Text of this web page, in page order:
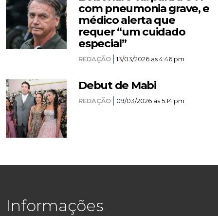
com pneumonia grave, e
médico alerta que
requer “um cuidado
especial”
REDAÇÃO 13/03/2026 as 4:46 pm
Debut de Mabi
REDAÇÃO 09/03/2026 as 5:14 pm
Informações